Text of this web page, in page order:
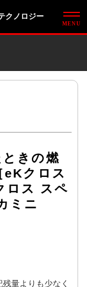
クノロジー
ときの燃
eKクロス
ロス スペ
ミニ
量よりも少なく